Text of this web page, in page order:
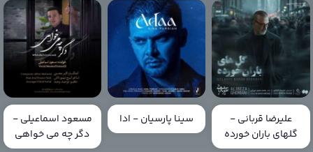
علیرضا قربانی -
گلهای باران خورده
سینا پارسیان - ادا
مسعود اسماعیلی -
دگر چه می خواهی